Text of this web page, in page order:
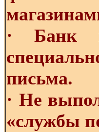
· Банк
письма.
· Не
«службы